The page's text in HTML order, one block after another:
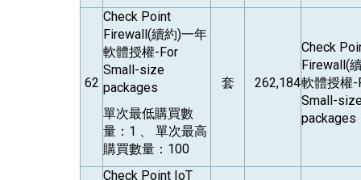
62
Check Point
Firewall(續約)一年
軟體授權-For
Small-size
packages
單次最低購買數
量：1 、 單次最高
購買數量：100
套 262,184
Check
Firewall(
軟體授權-
Small-
packages
Check Point IoT